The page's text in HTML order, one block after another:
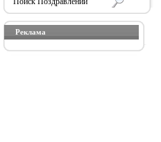
Реклама